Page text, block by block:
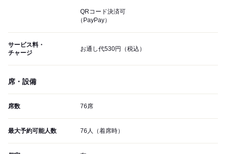
QRコード決済可
（PayPay）
サービス料・
チャージ
お通し代530円（税込）
席・設備
席数 76席
最大予約可能人数 76人（着席時）